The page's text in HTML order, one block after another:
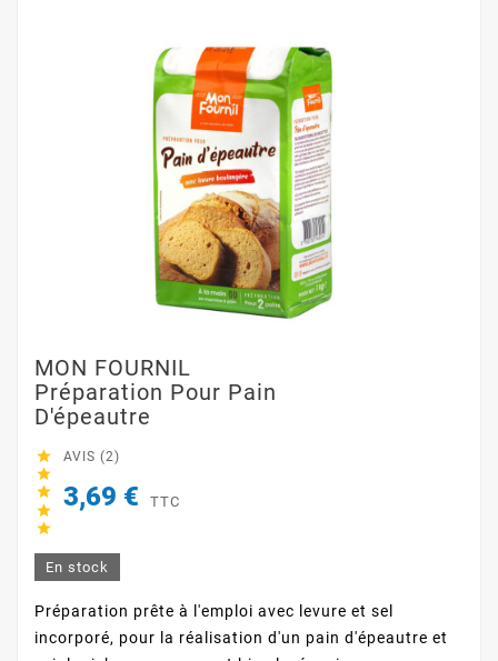
MON FOURNIL
Préparation Pour Pain
D'épeautre





AVIS (2)
3,69 € TTC
En stock
Préparation prête à l'emploi avec levure et sel
incorporé, pour la réalisation d'un pain d'épeautre et